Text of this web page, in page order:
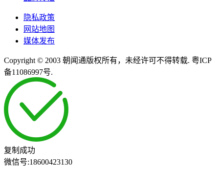
隐私政策
网站地图
媒体发布
Copyright © 2003 朝闻通版权所有，未经许可不得转载. 粤ICP
备11086997号.
复制成功
微信号:18600423130